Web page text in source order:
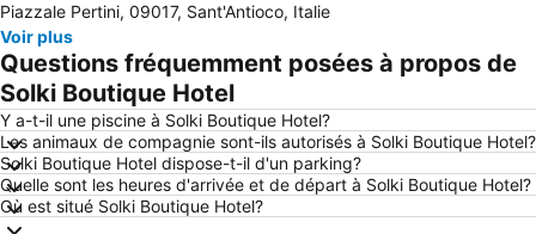
Capo Malfatano
Masua
Spiaggia Maladroxia
Su Giudeu
Sant'Antioco
Spiaggia Maladroxia
Porto Botte
Porto Pino
Spiaggia Fontanamare
Miniera di Nebida
Masua
BluFan
Scivu
Piazzale Pertini, 09017, Sant'Antioco, Italie
Voir plus
Questions fréquemment posées à propos de
Solki Boutique Hotel
Y a-t-il une piscine à Solki Boutique Hotel?
Les animaux de compagnie sont-ils autorisés à Solki Boutique Hotel?
Solki Boutique Hotel dispose-t-il d'un parking?
Quelle sont les heures d'arrivée et de départ à Solki Boutique Hotel?
Où est situé Solki Boutique Hotel?